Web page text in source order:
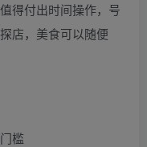
得付出时间操作，号
店，美食可以随便
槛